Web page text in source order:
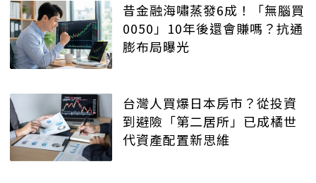
昔金融海嘯蒸發6成！「無腦買
0050」10年後還會賺嗎？抗通
膨布局曝光
台灣人買爆日本房市？從投資
到避險「第二居所」已成橘世
代資產配置新思維